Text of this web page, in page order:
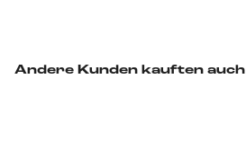
Andere Kunden kauften auch